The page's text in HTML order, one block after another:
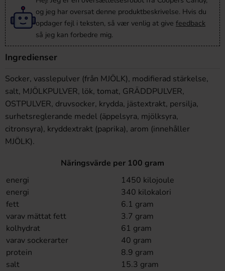
og jeg har oversat denne produktbeskrivelse. Hvis du
opdager fejl i teksten, så vær venlig at give feedback
så jeg kan forbedre mig.
Ingredienser
Socker, vasslepulver (från MJÖLK), modifierad stärkelse,
salt, MJÖLKPULVER, lök, tomat, GRÄDDPULVER,
OSTPULVER, druvsocker, krydda, jästextrakt, persilja,
surhetsreglerande medel (äppelsyra, mjölksyra,
citronsyra), kryddextrakt (paprika), arom (innehåller
MJÖLK).
Näringsvärde per 100 gram
energi
1450 kilojoule
energi
340 kilokalori
fett
6.1 gram
varav mättat fett
3.7 gram
kolhydrat
61 gram
varav sockerarter
40 gram
protein
8.9 gram
salt
15.3 gram